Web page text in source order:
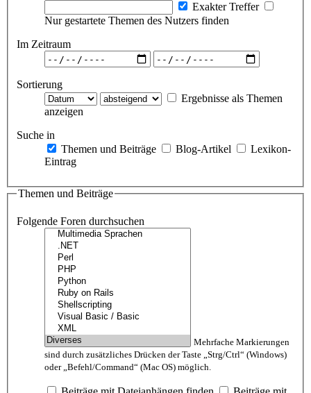
Exakter Treffer
Nur gestartete Themen des Nutzers finden
Im Zeitraum
Sortierung
Ergebnisse als Themen
anzeigen
Suche in
Themen und Beiträge
Blog-Artikel
Lexikon-
Eintrag
Themen und Beiträge
Folgende Foren durchsuchen
Mehrfache Markierungen
sind durch zusätzliches Drücken der Taste „Strg/Ctrl“ (Windows)
oder „Befehl/Command“ (Mac OS) möglich.